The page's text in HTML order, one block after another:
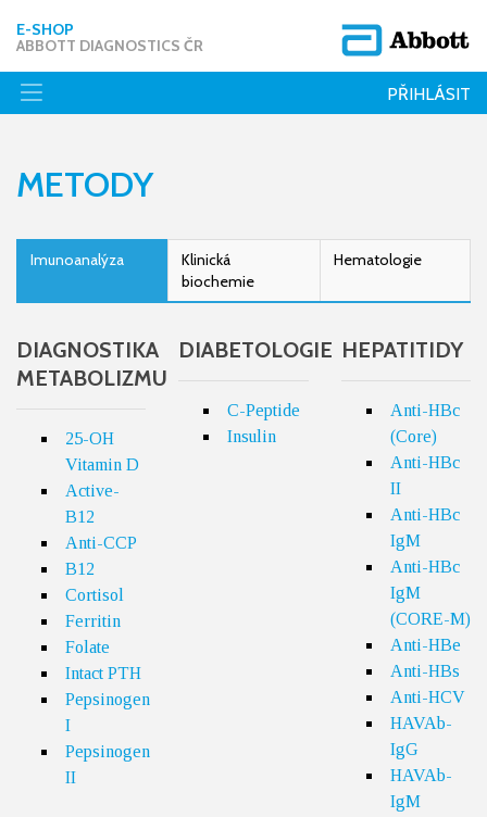
E-SHOP
ABBOTT DIAGNOSTICS ČR
PŘIHLÁSIT
METODY
Imunoanalýza
Klinická
biochemie
Hematologie
DIAGNOSTIKA
METABOLIZMU
25-OH
Vitamin D
Active-
B12
Anti-CCP
B12
Cortisol
Ferritin
Folate
Intact PTH
Pepsinogen
I
Pepsinogen
II
DIABETOLOGIE
C-Peptide
Insulin
HEPATITIDY
Anti-HBc
(Core)
Anti-HBc
II
Anti-HBc
IgM
Anti-HBc
IgM
(CORE-M)
Anti-HBe
Anti-HBs
Anti-HCV
HAVAb-
IgG
HAVAb-
IgM